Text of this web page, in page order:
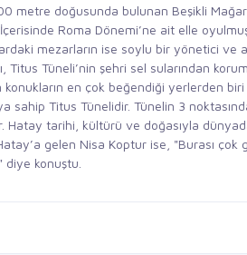
metre doğusunda bulunan Beşikli
Roma Dönemi’ne ait elle
mezarların ise soylu bir yönetici ve
Titus Tüneli’nin şehri sel sularından
konukların en çok beğendiği yerlerden
sahip Titus Tünelidir. Tünelin 3
Hatay tarihi, kültürü ve doğasıyla
gelen Nisa Koptur ise, "Burası
konuştu.